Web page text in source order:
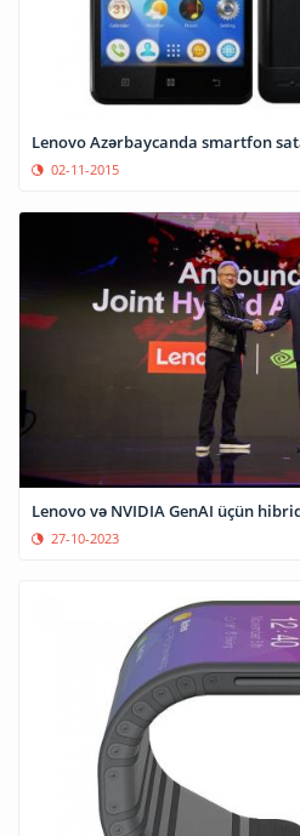
Lenovo Azərbaycanda
02-11-2015
Lenovo və NVIDIA GenAI üçün
27-10-2023